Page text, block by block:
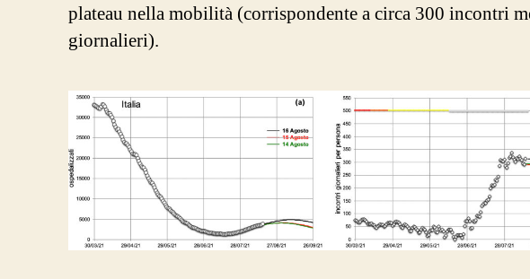
plateau nella mobilità (corrispondente a circa 300 incontri
giornalieri).